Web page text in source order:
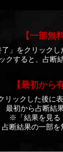
【一部無
了」をクリック
クすると、占断
【最初から
リックした後に
最初から占断結
※「結果を見る
占断結果の一部を